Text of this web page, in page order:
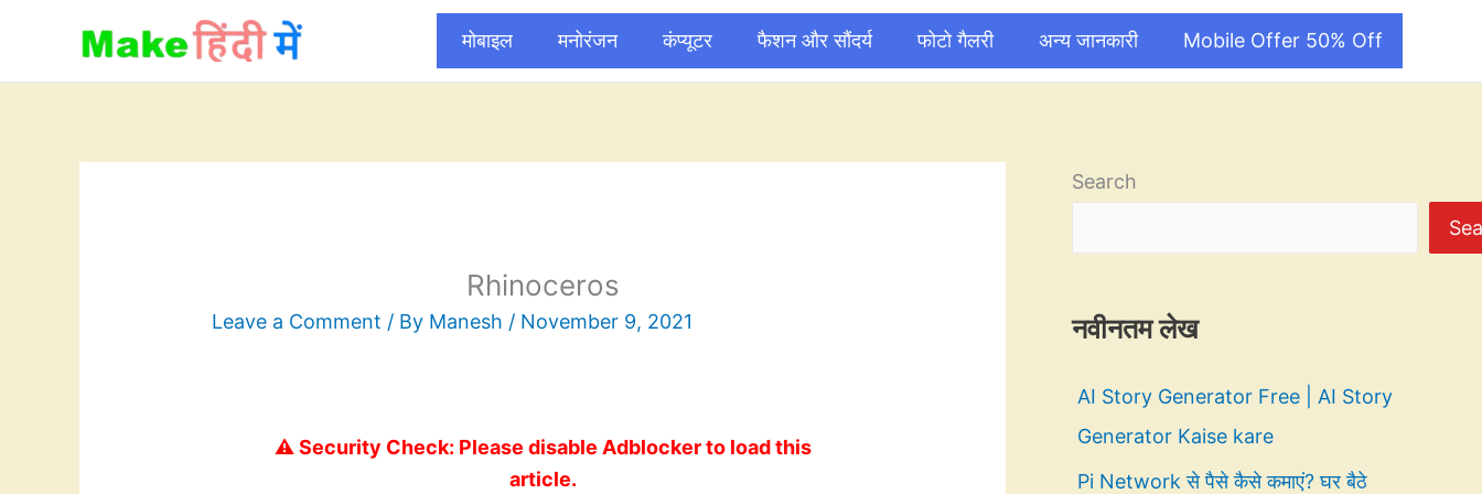
content
मोबाइल मनोरंजन कंप्यूटर फैशन और सौंदर्य फोटो गैलरी अन्य जानकारी Mobile Offer 50% Off
Rhinoceros
Leave a Comment / By Manesh / November 9, 2021
⚠️ Security Check: Please disable Adblocker to load this
article.
Search
नवीनतम लेख
AI Story Generator Free | AI Story
Generator Kaise kare
Pi Network से पैसे कैसे कमाएं? घर बैठे